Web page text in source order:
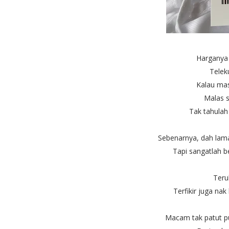
Kalau
Malas
Tak
Sebenarnya, dah
Tapi sangatlah
Terfikir juga nak
Macam tak patut